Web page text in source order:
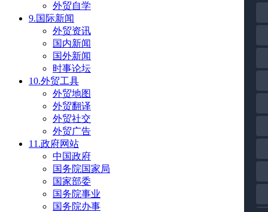
外贸自学
9.国际新闻
外贸资讯
国内新闻
国外新闻
时事论坛
10.外贸工具
外贸地图
外贸翻译
外贸社交
外贸广告
11.政府网站
中国政府
国务院国家局
国家部委
国务院事业
国务院办事